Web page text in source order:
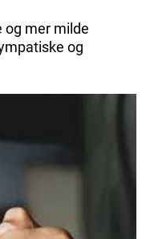
og mer milde
og